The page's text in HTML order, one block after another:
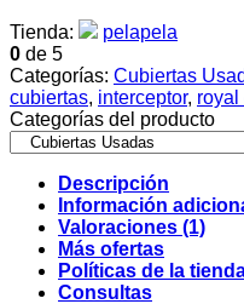
Tienda:
pelapela
0 de 5
Categorías: Cubiertas
cubiertas, interceptor, royal
Categorías del producto
Descripción
Información
Valoraciones (1)
Más ofertas
Políticas de la
Consultas